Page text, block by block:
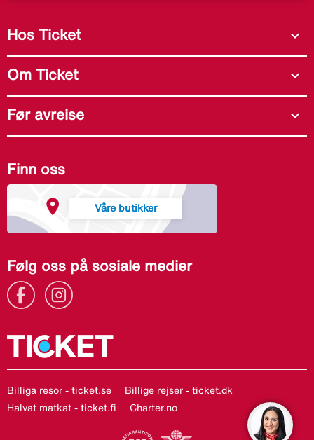
Hos Ticket expand_more
Om Ticket expand_more
Før avreise expand_more
Finn oss
Våre butikker
Følg oss på sosiale medier
Billiga resor - ticket.se
Billige rejser - ticket.dk
Halvat matkat - ticket.fi
Charter.no